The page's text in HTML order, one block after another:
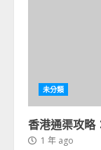
未分類
香港通渠攻略
1 年 ago